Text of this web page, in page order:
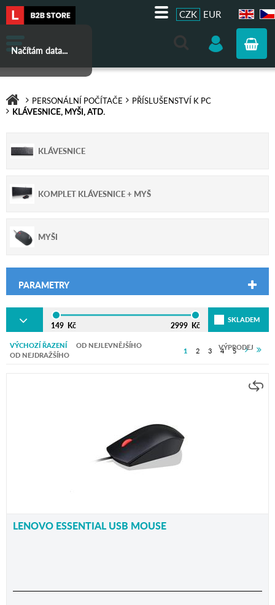
EN CZ
CZK EUR
PERSONÁLNÍ POČÍTAČE
PŘÍSLUŠENSTVÍ K PC
KLÁVESNICE, MYŠI, ATD.
KLÁVESNICE
KOMPLET KLÁVESNICE + MYŠ
MYŠI
PARAMETRY
149 Kč 2999 Kč
SKLADEM
VÝPRODEJ
VÝCHOZÍ ŘAZENÍ
OD NEJLEVNĚJŠÍHO
OD NEJDRAŽŠÍHO
1 2 3 4 5
LENOVO ESSENTIAL USB MOUSE
Načítám data...